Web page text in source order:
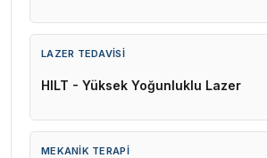
LAZER TEDAVISI
HILT - Yüksek Yoğunluklu Lazer
MEKANIK TERAPI